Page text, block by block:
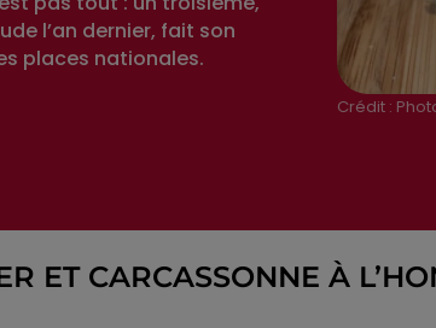
Crédit :
l’an dernier, fait son
places nationales.
ET CARCASSONNE À